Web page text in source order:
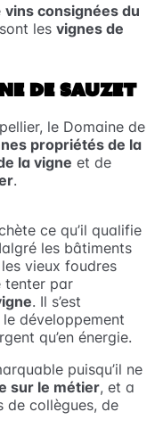
vins consignées du
les vignes de
DE SAUZET
le Domaine de
propriétés de la
la vigne et de
.
ce qu’il qualifie
les bâtiments
vieux foudres
tenter par
. Il s’est
développement
qu’en énergie.
puisqu’il ne
sur le métier, et a
collègues, de